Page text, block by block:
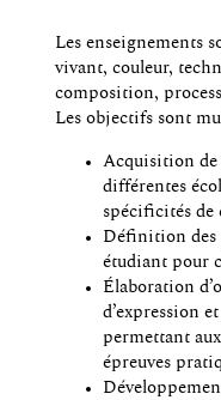
Les enseignements
vivant, couleur,
composition,
Les objectifs sont
Acquisition de
différentes
spécificités de
Définition des
étudiant pour
Élaboration
d’expression
permettant
épreuves